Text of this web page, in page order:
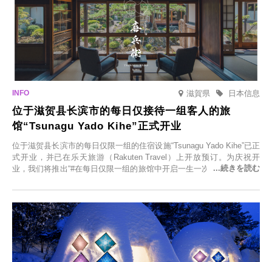
滋賀県 日本信息
位于滋贺县长滨市的每日仅接待一组客人的旅
馆“Tsunagu Yado Kihe”正式开业
位于滋贺县长滨市的每日仅限一组的住宿设施“Tsunagu Yado Kihe”已正
式开业，并已在乐天旅游（Rakuten Travel）上开放预订。为庆祝开
业，我们将推出“#在每日仅限一组的旅馆中开启一生一次的回忆之旅”活
在此与重要之人共度一段难忘的特别时光。